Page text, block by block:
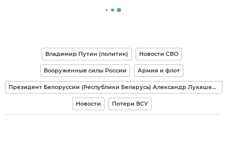
Владимир Путин (политик) Новости СВО
Вооруженные силы России Армия и флот
Президент Белоруссии (Республики Беларусь) Александр Лукашенко
Новости Потери ВСУ